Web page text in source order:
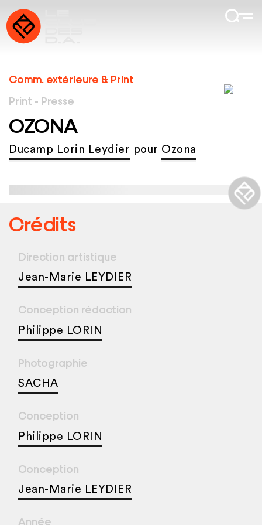
Comm. extérieure & Print
Print - Presse
OZONA
Ducamp Lorin Leydier pour Ozona
Crédits
Direction artistique
Jean-Marie LEYDIER
Conception rédaction
Philippe LORIN
Photographie
SACHA
Conception
Philippe LORIN
Conception
Jean-Marie LEYDIER
Année